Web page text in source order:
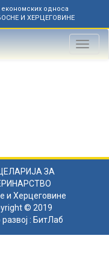
односа
И ХЕРЦЕГОВИНЕ
Toggle
ЗА
и Херцеговине
© 2019
: БитЛаб